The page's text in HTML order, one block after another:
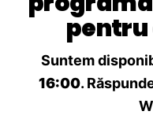
pentru
Suntem
16:00.